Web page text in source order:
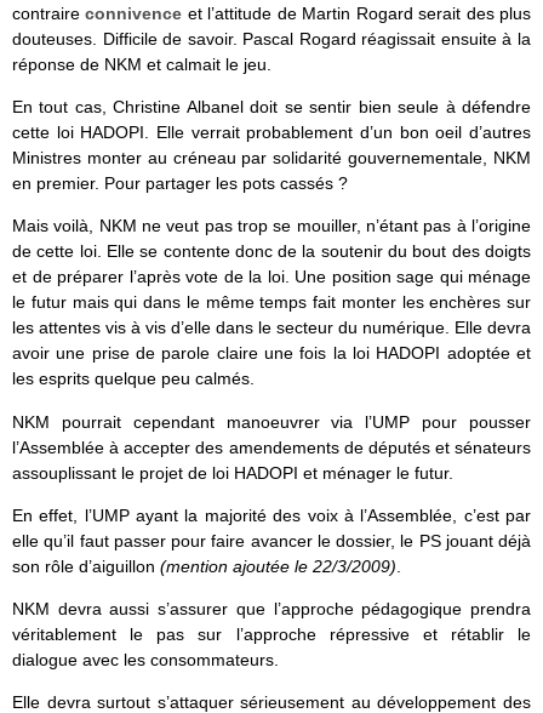
contraireconnivence et l’attitude de Martin Rogard serait des plus
douteuses. Difficile de savoir. Pascal Rogard réagissait ensuite à la
réponse de NKM et calmait le jeu.
En tout cas, Christine Albanel doit se sentir bien seule à défendre
cette loi HADOPI. Elle verrait probablement d’un bon oeil d’autres
Ministres monter au créneau par solidarité gouvernementale, NKM
en premier. Pour partager les pots cassés ?
Mais voilà, NKM ne veut pas trop se mouiller, n’étant pas à l’origine
de cette loi. Elle se contente donc de la soutenir du bout des doigts
et de préparer l’après vote de la loi. Une position sage qui ménage
le futur mais qui dans le même temps fait monter les enchères sur
les attentes vis à vis d’elle dans le secteur du numérique. Elle devra
avoir une prise de parole claire une fois la loi HADOPI adoptée et
les esprits quelque peu calmés.
NKM pourrait cependant manoeuvrer via l’UMP pour pousser
l’Assemblée à accepter des amendements de députés et sénateurs
assouplissant le projet de loi HADOPI et ménager le futur.
En effet, l’UMP ayant la majorité des voix à l’Assemblée, c’est par
elle qu’il faut passer pour faire avancer le dossier, le PS jouant déjà
son rôle d’aiguillon (mention ajoutée le 22/3/2009)
NKM devra aussi s’assurer que l’approche pédagogique prendra
véritablement le pas sur l’approche répressive et rétablir le
dialogue avec les consommateurs.
Elle devra surtout s’attaquer sérieusement au développement des